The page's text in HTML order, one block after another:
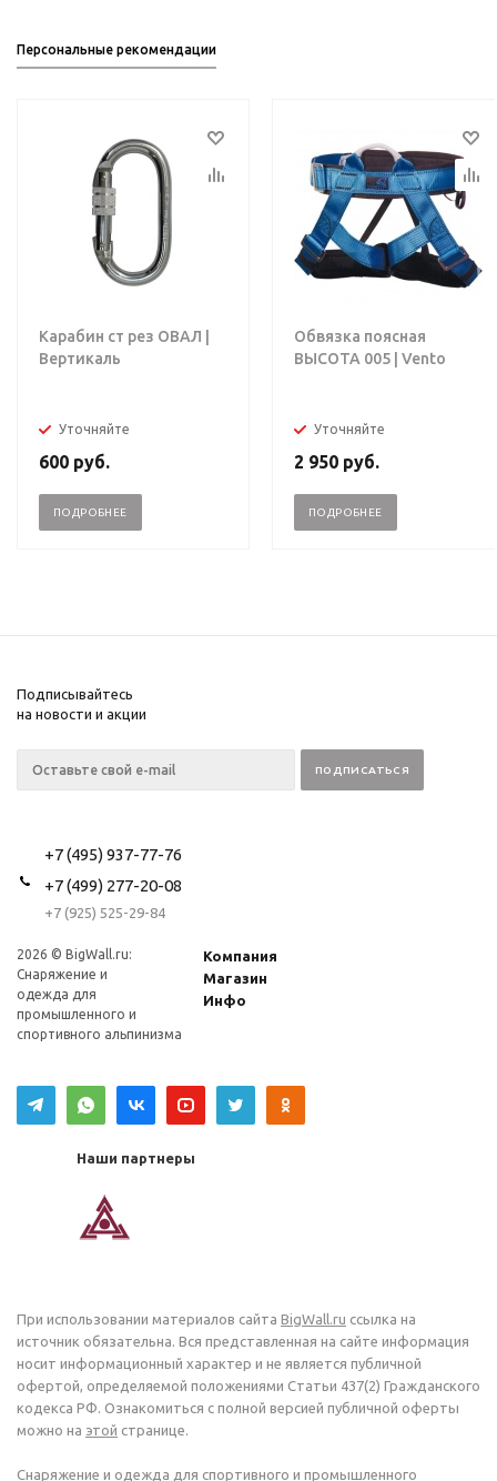
Персональные рекомендации
Карабин ст рез ОВАЛ |
Вертикаль
Уточняйте
600 руб.
ПОДРОБНЕЕ
Обвязка поясная
ВЫСОТА 005 | Vento
Уточняйте
2 950 руб.
ПОДРОБНЕЕ
Подписывайтесь
на новости и акции
+7 (495) 937-77-76
+7 (499) 277-20-08
+7 (925) 525-29-84
2026 © BigWall.ru:
Снаряжение и
одежда для
промышленного и
спортивного альпинизма
Компания
Магазин
Инфо
Наши партнеры
При использовании материалов сайта BigWall.ru ссылка на
источник обязательна. Вся представленная на сайте информация
носит информационный характер и не является публичной
офертой, определяемой положениями Статьи 437(2) Гражданского
кодекса РФ. Ознакомиться с полной версией публичной оферты
можно на этой странице.
Снаряжение и одежда для спортивного и промышленного